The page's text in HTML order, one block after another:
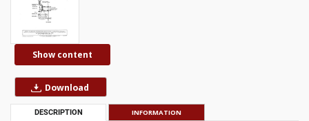
Show content
Download
DESCRIPTION INFORMATION